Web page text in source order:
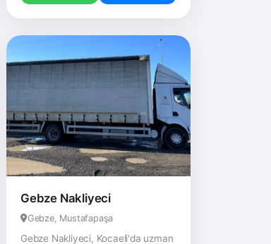
Gebze Nakliyeci
Gebze, Mustafapaşa
Gebze Nakliyeci, Kocaeli'da uzman